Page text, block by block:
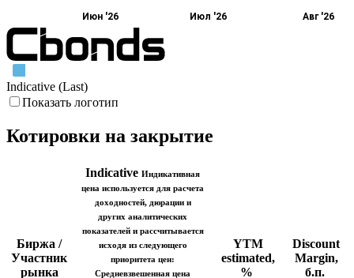
Июн '26 Июл '26 Авг '26
Indicative (Last)
Показать логотип
Котировки на закрытие
Биржа /
Участник
рынка
Indicative Индикативная
цена используется для расчета
доходностей, дюрации и
других аналитических
показателей и рассчитывается
исходя из следующего
приоритета цен:
Средневзвешенная цена
YTM
estimated,
%
Discount
Margin,
б.п.